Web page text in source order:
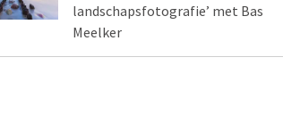
landschapsfotografie’ met Bas
Meelker